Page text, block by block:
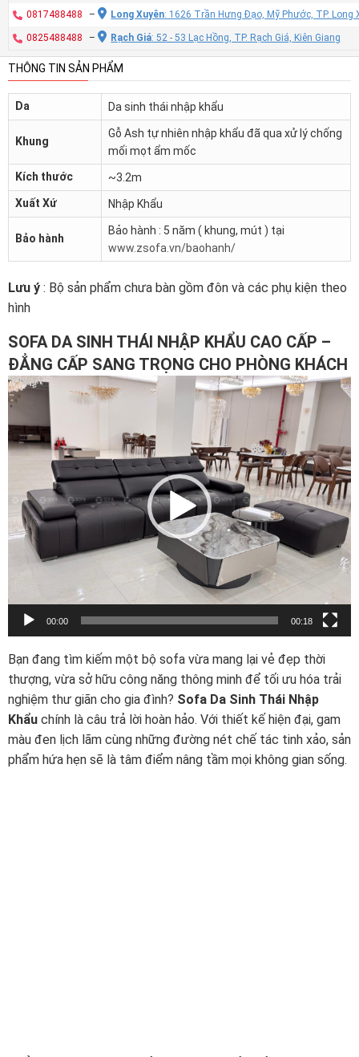
0817488488 – Long Xuyên: 1626 Trần Hưng Đạo, Mỹ Phước, TP. Long
0825488488 – Rạch Giá: 52 - 53 Lạc Hồng, TP. Rạch Giá, Kiên Giang
THÔNG TIN SẢN PHẨM
Da Da sinh thái nhập khẩu
Khung
Gỗ Ash tự nhiên nhập khẩu đã qua xử lý chống
mối mọt ẩm mốc
Kích thước
~3.2m
Xuất Xứ
Nhập Khẩu
Bảo hành
Bảo hành : 5 năm ( khung, mút ) tại
www.zsofa.vn/baohanh/
Lưu ý : Bộ sản phẩm chưa bàn gồm đôn và các phụ kiện theo
hình
SOFA DA SINH THÁI NHẬP KHẨU CAO CẤP –
ĐẲNG CẤP SANG TRỌNG CHO PHÒNG KHÁCH
Trình
chơi
Video
00:00 00:18
Bạn đang tìm kiếm một bộ sofa vừa mang lại vẻ đẹp thời
thượng, vừa sở hữu công năng thông minh để tối ưu hóa trải
nghiệm thư giãn cho gia đình? Sofa Da Sinh Thái Nhập
Khẩu chính là câu trả lời hoàn hảo. Với thiết kế hiện đại, gam
màu đen lịch lãm cùng những đường nét chế tác tinh xảo, sản
phẩm hứa hẹn sẽ là tâm điểm nâng tầm mọi không gian sống.